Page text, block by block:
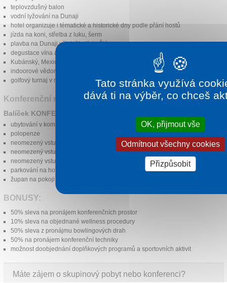
teplovzdušný balon
vodní lyžování na Dunaji
hotel organizuje i tématické a historické dny podle přání hostů
jízda na koni, střelba z luku, šerm
plavba na Dunaji výletní lodí do Štúrova
degustace vína a destilátů
Kubánský, Mexický či latino večer
indoorové vědomostní a outdoorové sportovní aktivity pro stmelení kolektivu
golfový turnaj v místě Tata (Maďarsko)
Konferenční nabídka na rok 2017
Balíček KONFERENČNÍ NABÍDKA zahrnuje:
ubytování v komfortním pokoji Standard
polopenze
neomezený vstup do hotelového bazénu
neomezený vstup do saunového světa
neomezený vstup do fitness centra
parkování na hotelovém parkovišti ZDARMA
župan na pokoji
BONUSY:
50% sleva na pronájem konferenčních prostor
10% sleva na objednané wellness procedury
50% sleva z pronájmu bowlingových drah
50% na pronájem konferenční techniky
možnost doobjednání doplňkových programů a sportovních aktivit
Máte zájem o skupinový pobyt nebo konferenci?
Tato stránka využívá
dává ti na výběr, co chceš
OK, přijmout vše
Odmítnout všechny cookies
Přizpůsobit